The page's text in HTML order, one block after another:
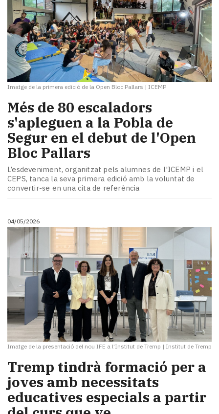
Imatge de la primera edició de la Open Bloc Pallars | ICEMP
Més de 80 escaladors
s'apleguen a la Pobla de
Segur en el debut de l'Open
Bloc Pallars
L’esdeveniment, organitzat pels alumnes de l'ICEMP i el
CEPS, tanca la seva primera edició amb la voluntat de
convertir-se en una cita de referència
04/05/2026
Imatge de la presentació del nou IFE a l'Institut de Tremp | Institut de Tremp
Tremp tindrà formació per a
joves amb necessitats
educatives especials a partir